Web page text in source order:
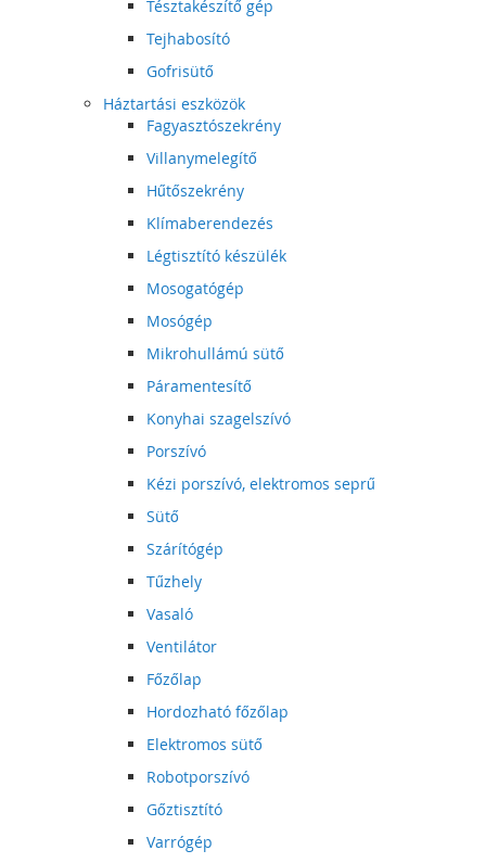
Tésztakészítő gép
Tejhabosító
Gofrisütő
Háztartási eszközök
Fagyasztószekrény
Villanymelegítő
Hűtőszekrény
Klímaberendezés
Légtisztító készülék
Mosogatógép
Mosógép
Mikrohullámú sütő
Páramentesítő
Konyhai szagelszívó
Porszívó
Kézi porszívó, elektromos seprű
Sütő
Szárítógép
Tűzhely
Vasaló
Ventilátor
Főzőlap
Hordozható főzőlap
Elektromos sütő
Robotporszívó
Gőztisztító
Varrógép